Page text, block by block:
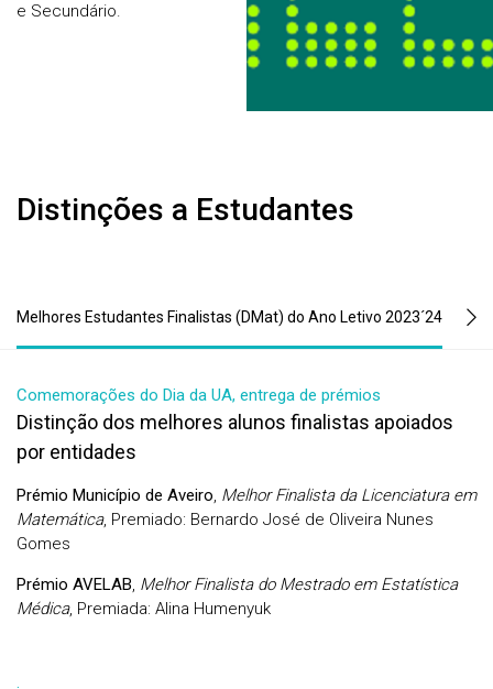
e Secundário.
Distinções a Estudantes
Melhores Estudantes Finalistas (DMat) do Ano Letivo 2023´24
Comemorações do Dia da UA, entrega de prémios
Distinção dos melhores alunos finalistas apoiados
por entidades
Prémio Município de Aveiro, Melhor Finalista da Licenciatura em
Matemática, Premiado: Bernardo José de Oliveira Nunes
Gomes
Prémio AVELAB, Melhor Finalista do Mestrado em Estatística
Médica, Premiada: Alina Humenyuk
.